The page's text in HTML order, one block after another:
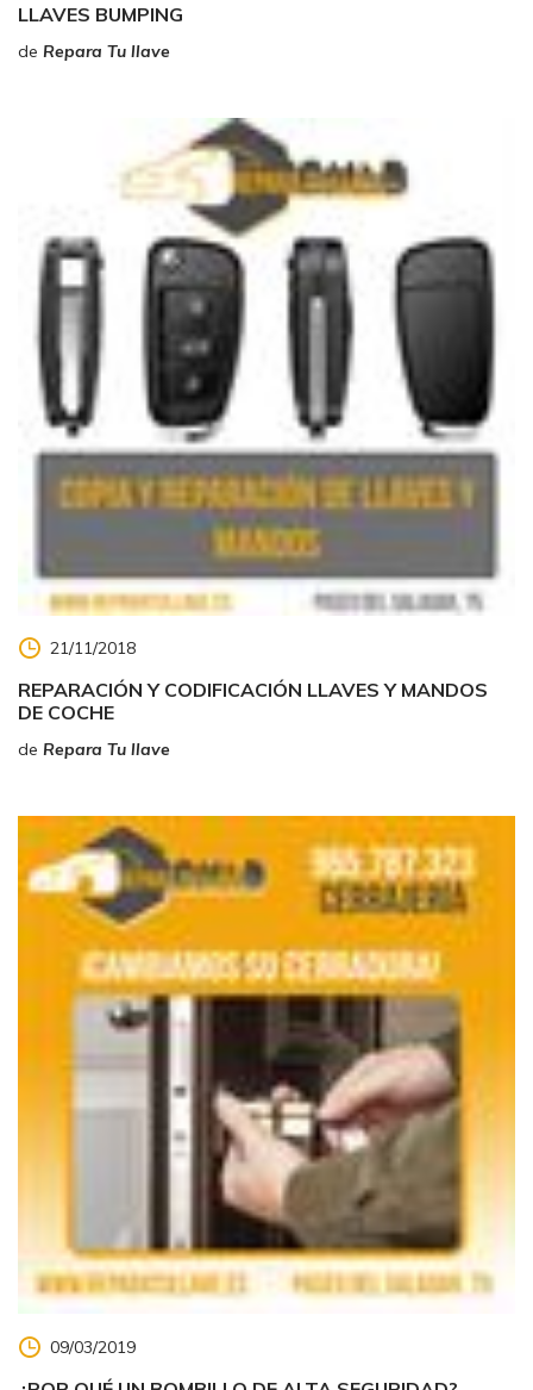
LLAVES BUMPING
de Repara Tu llave
21/11/2018
REPARACIÓN Y CODIFICACIÓN LLAVES Y MANDOS
DE COCHE
de Repara Tu llave
09/03/2019